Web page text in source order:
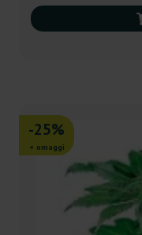
-25%
+ omaggi